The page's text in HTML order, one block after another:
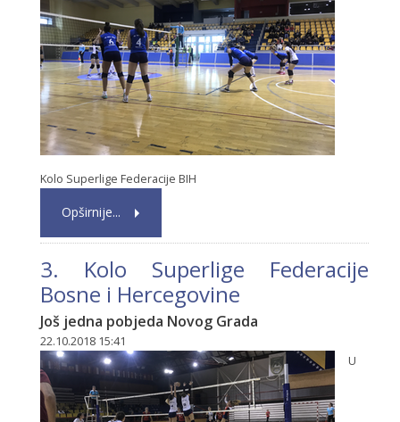
Kolo Superlige Federacije BIH
Opširnije...
3. Kolo Superlige Federacije
Bosne i Hercegovine
Još jedna pobjeda Novog Grada
22.10.2018 15:41
U